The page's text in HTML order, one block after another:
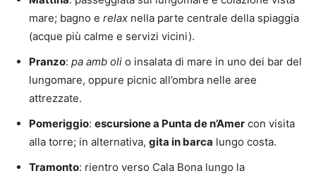
mare; bagno e relax nella parte centrale della spiaggia
(acque più calme e servizi vicini).
Pranzo: pa amb oli o insalata di mare in uno dei bar del
lungomare, oppure picnic all’ombra nelle aree
attrezzate.
Pomeriggio: escursione a Punta de n’Amer con visita
alla torre; in alternativa, gita in barca lungo costa.
Tramonto: rientro verso Cala Bona lungo la